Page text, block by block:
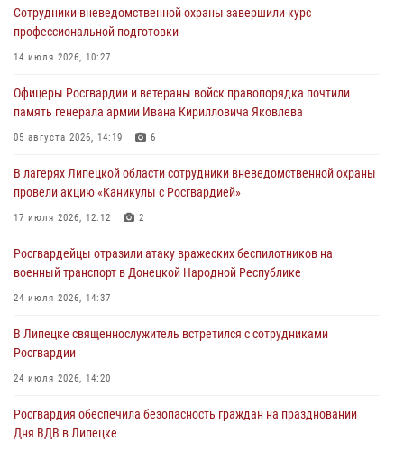
Росгвардия обеспечила безопасность граждан на праздновании
Дня ВДВ в Липецке
03 августа 2026, 13:43
Росгвардейцы обеспечили безопасность граждан в День Лев-
Толстовского района
03 августа 2026, 13:41
Росгвардия противодействует БПЛА ВСУ на южном направлении
(видео)
03 августа 2026, 13:39
Сотрудники вневедомственной охраны завершили курс
профессиональной подготовки
14 июля 2026, 10:27
Офицеры Росгвардии и ветераны войск правопорядка почтили
память генерала армии Ивана Кирилловича Яковлева
05 августа 2026, 14:19 6
В лагерях Липецкой области сотрудники вневедомственной охраны
провели акцию «Каникулы с Росгвардией»
17 июля 2026, 12:12 2
Росгвардейцы отразили атаку вражеских беспилотников на
военный транспорт в Донецкой Народной Республике
24 июля 2026, 14:37
В Липецке священнослужитель встретился с сотрудниками
Росгвардии
24 июля 2026, 14:20
Росгвардия обеспечила безопасность граждан на праздновании
Дня ВДВ в Липецке